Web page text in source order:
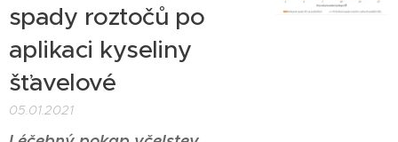
spady roztočů po
aplikaci kyseliny
šťavelové
05.01.2021